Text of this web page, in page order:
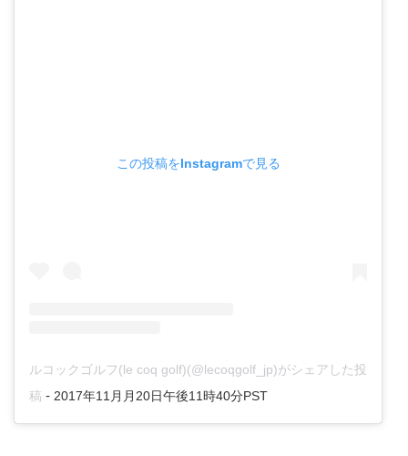
この投稿をInstagramで見る
ルコックゴルフ(le coq golf)(@lecoqgolf_jp)がシェアした投
稿 - 2017年11月月20日午後11時40分PST